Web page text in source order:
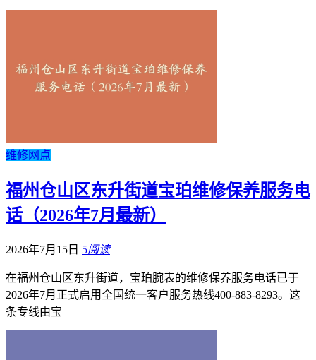
维修网点
福州仓山区东升街道宝珀维修保养服务电
话（2026年7月最新）
2026年7月15日 5阅读
在福州仓山区东升街道，宝珀腕表的维修保养服务电话已于
2026年7月正式启用全国统一客户服务热线400-883-8293。这
条专线由宝